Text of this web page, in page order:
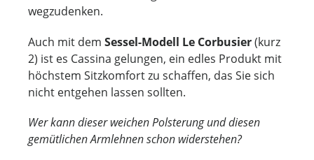
wegzudenken.
Auch mit dem Sessel-Modell Le Corbusier(kurz
2) ist es Cassina gelungen, ein edles Produkt mit
höchstem Sitzkomfort zu schaffen, das Sie sich
nicht entgehen lassen sollten.
Wer kann dieser weichen Polsterung und diesen
gemütlichen Armlehnen schon widerstehen?